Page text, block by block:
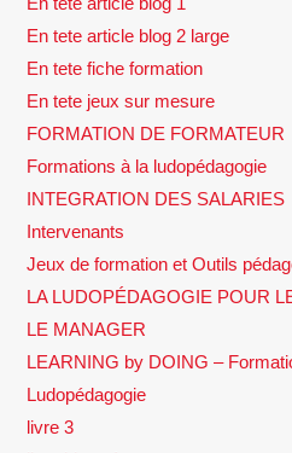
En tete article blog 2 large
En tete fiche formation
En tete jeux sur mesure
FORMATION DE FORMATEUR
Formations à la ludopédagogie
INTEGRATION DES SALARIES
Intervenants
Jeux de formation et Outils
LA LUDOPÉDAGOGIE POUR
LE MANAGER
LEARNING by DOING –
Ludopédagogie
livre 3